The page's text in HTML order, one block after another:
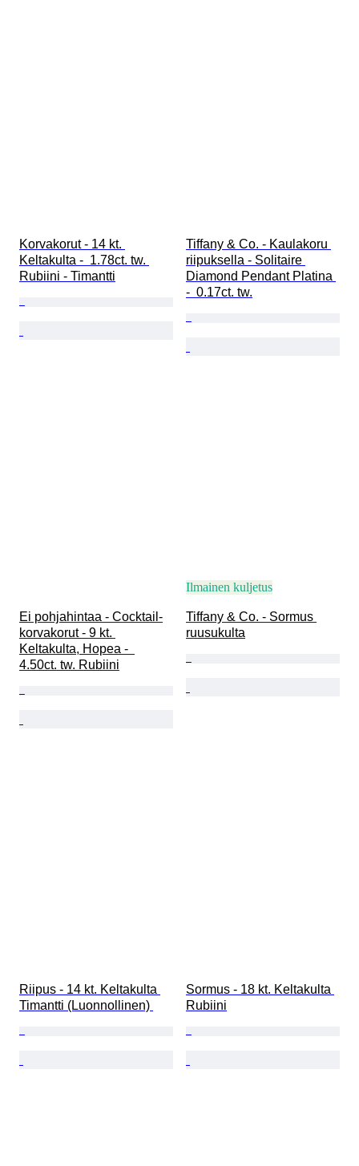
Korvakorut - 14 kt.
Keltakulta -  1.78ct. tw.
Rubiini - Timantti
Tiffany & Co. - Kaulakoru
riipuksella - Solitaire
Diamond Pendant Platina
-  0.17ct. tw.
Ei pohjahintaa - Cocktail-
korvakorut - 9 kt.
Keltakulta, Hopea -
4.50ct. tw. Rubiini
Ilmainen kuljetus
Tiffany & Co. - Sormus
ruusukulta
Riipus - 14 kt. Keltakulta
Timantti (Luonnollinen)
Sormus - 18 kt. Keltakulta
Rubiini